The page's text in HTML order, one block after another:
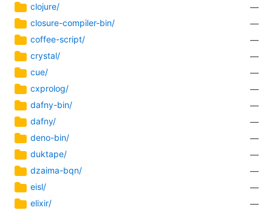
clojure/
—
closure-compiler-bin/
—
coffee-script/
—
crystal/
—
cue/
—
cxprolog/
—
dafny-bin/
—
dafny/
—
deno-bin/
—
duktape/
—
dzaima-bqn/
—
eisl/
—
elixir/
—